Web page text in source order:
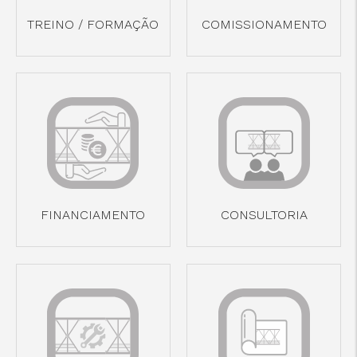
TREINO / FORMAÇÃO COMISSIONAMENTO
FINANCIAMENTO CONSULTORIA
cicap@cicap.pt